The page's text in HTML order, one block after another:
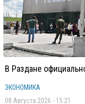
В Раздане
ЭКОНОМИКА
08 Августа 2026 - 15:21